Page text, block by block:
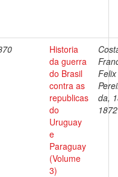
Historia
da guerra
do Brasil
contra as
republicas
do
Uruguay
e
Paraguay
(Volume
3)
Felix
da,
1872